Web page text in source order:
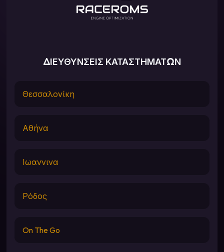
ΔΙΕΥΘΥΝΣΕΙΣ ΚΑΤΑΣΤΗΜΑΤΩΝ
Θεσσαλονίκη
Αθήνα
Ιωαννινα
Ρόδος
On The Go